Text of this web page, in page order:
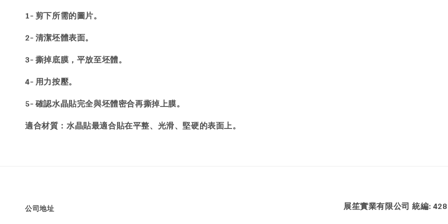
1- 剪下所需的圖片。
2- 清潔坯體表面。
3- 撕掉底膜，平放至坯體。
4- 用力按壓。
5- 確認水晶貼完全與坯體密合再撕掉上膜。
適合材質 ：水晶貼最適合貼在平整、光滑、堅硬的表面上。
公司地址 展笙實業有限公司 統編: